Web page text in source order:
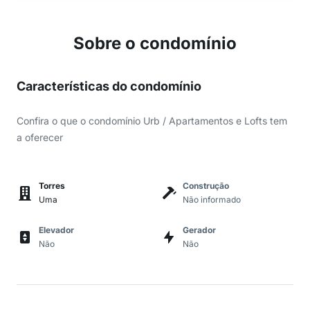
Sobre o condomínio
Características do condomínio
Confira o que o condomínio Urb / Apartamentos e Lofts tem
a oferecer
Torres
Uma
Construção
Não informado
Elevador
Não
Gerador
Não